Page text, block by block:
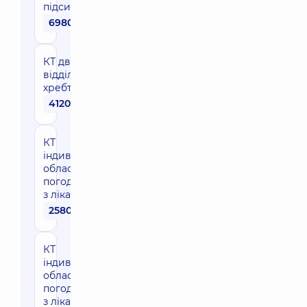
підсиленням
6980 грн
КТ двох
відділів
хребта
4120 грн
КТ
індивідуальної
області (за
погодженням
з лікарем)
2580 грн
КТ
індивідуальної
області (за
погодженням
з лікарем) з